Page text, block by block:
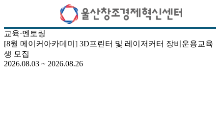
교육·멘토링
[8월 메이커아카데미] 3D프린터 및 레이저커터 장비운용교육
생 모집
2026.08.03 ~ 2026.08.26